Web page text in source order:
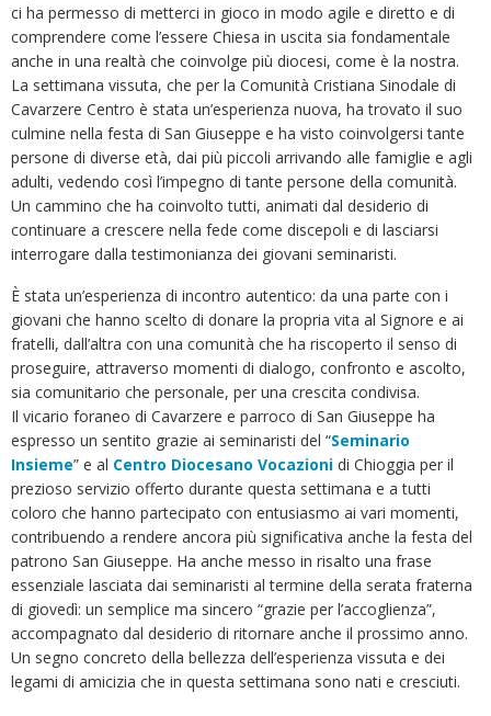
ci ha permesso di metterci in gioco in modo agile e diretto e di
comprendere come l’essere Chiesa in uscita sia fondamentale
anche in una realtà che coinvolge più diocesi, come è la nostra.
La settimana vissuta, che per la Comunità Cristiana Sinodale di
Cavarzere Centro è stata un’esperienza nuova, ha trovato il suo
culmine nella festa di San Giuseppe e ha visto coinvolgersi tante
persone di diverse età, dai più piccoli arrivando alle famiglie e agli
adulti, vedendo così l’impegno di tante persone della comunità.
Un cammino che ha coinvolto tutti, animati dal desiderio di
continuare a crescere nella fede come discepoli e di lasciarsi
interrogare dalla testimonianza dei giovani seminaristi.
È stata un’esperienza di incontro autentico: da una parte con i
giovani che hanno scelto di donare la propria vita al Signore e ai
fratelli, dall’altra con una comunità che ha riscoperto il senso di
proseguire, attraverso momenti di dialogo, confronto e ascolto,
sia comunitario che personale, per una crescita condivisa.
Il vicario foraneo di Cavarzere e parroco di San Giuseppe ha
espresso un sentito grazie ai seminaristi del “Seminario
Insieme” e al Centro Diocesano Vocazioni di Chioggia per il
prezioso servizio offerto durante questa settimana e a tutti
coloro che hanno partecipato con entusiasmo ai vari momenti,
contribuendo a rendere ancora più significativa anche la festa del
patrono San Giuseppe. Ha anche messo in risalto una frase
essenziale lasciata dai seminaristi al termine della serata fraterna
di giovedì: un semplice ma sincero “grazie per l’accoglienza”,
accompagnato dal desiderio di ritornare anche il prossimo anno.
Un segno concreto della bellezza dell’esperienza vissuta e dei
legami di amicizia che in questa settimana sono nati e cresciuti.